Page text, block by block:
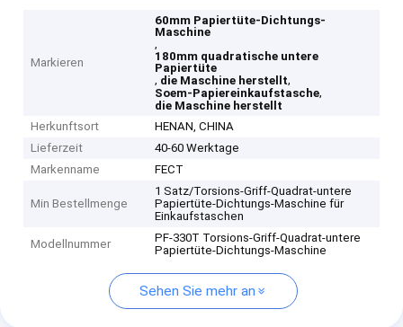
Markieren
60mm Papiertüte-Dichtungs-
Maschine
,
180mm quadratische untere
Papiertüte
, die Maschine herstellt,
Soem-Papiereinkaufstasche,
die Maschine herstellt
Herkunftsort
HENAN, CHINA
Lieferzeit
40-60 Werktage
Markenname
FECT
Min Bestellmenge
1 Satz/Torsions-Griff-Quadrat-untere
Papiertüte-Dichtungs-Maschine für
Einkaufstaschen
Modellnummer
PF-330T Torsions-Griff-Quadrat-untere
Papiertüte-Dichtungs-Maschine
Sehen Sie mehr an